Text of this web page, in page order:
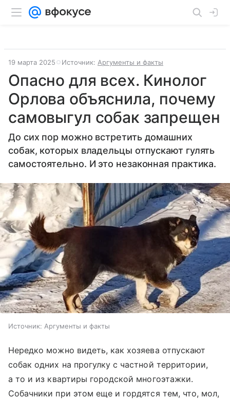
19 марта 2025 Источник: Аргументы и факты
Опасно для всех. Кинолог
Орлова объяснила, почему
самовыгул собак запрещен
До сих пор можно встретить домашних
собак, которых владельцы отпускают гулять
самостоятельно. И это незаконная практика.
Источник: Аргументы и факты
Нередко можно видеть, как хозяева отпускают
собак одних на прогулку с частной территории,
а то и из квартиры городской многоэтажки.
Собачники при этом еще и гордятся тем, что, мол,